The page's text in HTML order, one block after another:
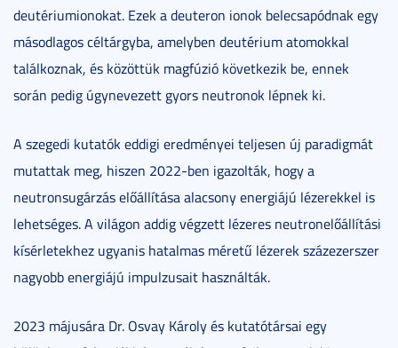
deutériumionokat. Ezek a deuteron ionok belecsapódnak egy
másodlagos céltárgyba, amelyben deutérium atomokkal
találkoznak, és közöttük magfúzió következik be, ennek
során pedig úgynevezett gyors neutronok lépnek ki.
A szegedi kutatók eddigi eredményei teljesen új paradigmát
mutattak meg, hiszen 2022-ben igazolták, hogy a
neutronsugárzás előállítása alacsony energiájú lézerekkel is
lehetséges. A világon addig végzett lézeres neutronelőállítási
kísérletekhez ugyanis hatalmas méretű lézerek százezerszer
nagyobb energiájú impulzusait használták.
2023 májusára Dr. Osvay Károly és kutatótársai egy